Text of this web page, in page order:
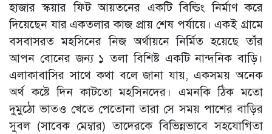
হাজার স্কয়ার ফিট আয়তনের একটি বিল্ডিং নির্মাণ করে
দিয়েছেন যার একতলার কাজ প্রায় শেষ পর্যায়ে। একই গ্রামে
বসবাসরত মহসিনের নিজ অর্থায়নে নির্মিত হয়েছে তাঁর
আপন বোনের জন্য ১ তলা বিশিষ্ট একটি নান্দনিক বাড়ি।
এলাকাবাসির সাথে কথা বলে জানা যায়, একসময় অনেক
অর্থ কষ্টে দিন কাটতো মহসিনদের। এমনকি ঠিক মতো
দুমুঠো ভাতও খেতে পেতোনা তারা সে সময় পাশের বাড়ির
সুবল (সাবেক মেম্বার) তাদেরকে বিভিন্নভাবে সহযোগিতা